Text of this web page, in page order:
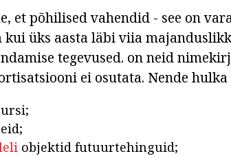
et põhilised vahendid - see on
kui üks aasta läbi viia
tegevused. on neid
ei osutata. Nende
objektid futuurtehinguid;